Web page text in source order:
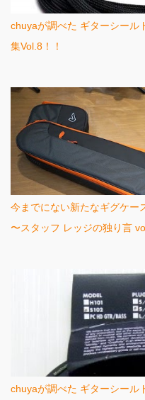
chuyaが調べた ギターシール
集Vol.8！！
今までにない新たなギグケー
〜スタッフ レッジの独り言
chuyaが調べた ギターシール